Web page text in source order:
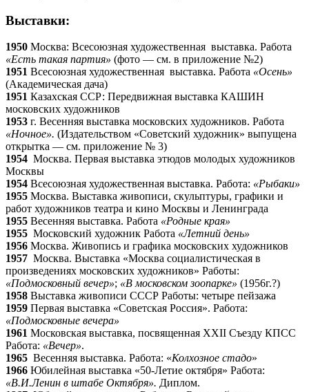
Выставки:
1950 Москва: Всесоюзная художественная выставка. Работа
«Есть такая партия» (фото — см. в приложение №2)
1951 Всесоюзная художественная выставка. Работа «Осень»
(Академическая дача)
1951 Казахская ССР: Передвижная выставка КАШИН
московских художников
1953 г. Весенняя выставка московских художников. Работа
«Ночное». (Издательством «Советский художник» выпущена
открытка — см. приложение № 3)
1954 Москва. Первая выставка этюдов молодых художников
Москвы
1954 Всесоюзная художественная выставка. Работа: «Рыбаки»
1955 Москва. Выставка живописи, скульптуры, графики и
работ художников театра и кино Москвы и Ленинграда
1955 Весенняя выставка. Работа «Родные края»
1955 Московский художник Работа «Летний день»
1956 Москва. Живопись и графика московских художников
1957 Москва. Выставка «Москва социалистическая в
произведениях московских художников» Работы:
«Подмосковный вечер»; «В московском зоопарке» (1956г.?)
1958 Выставка живописи СССР Работы: четыре пейзажа
1959 Первая выставка «Советская Россия». Работа:
«Подмосковные вечера»
1961 Московская выставка, посвященная XXII Съезду КПСС
Работа: «Вечер».
1965 Весенняя выставка. Работа: «Колхозное стадо»
1966 Юбилейная выставка «50-Летие октября» Работа:
«В.И.Ленин в штабе Октября». Диплом.